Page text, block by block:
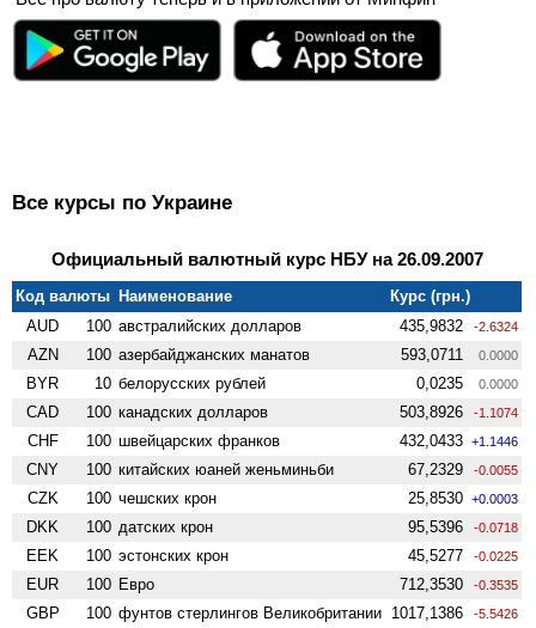
Все курсы по Украине
Официальный валютный курс НБУ на 26.09.2007
Код валюты Наименование
Курс (грн.)
AUD
100 австралийских долларов 435,9832 -2.6324
AZN 100 азербайджанских манатов 593,0711 0.0000
BYR 10 белорусских рублей 0,0235 0.0000
CAD 100 канадских долларов 503,8926 -1.1074
CHF 100 швейцарских франков 432,0433 +1.1446
CNY 100 китайских юаней женьминьби 67,2329 -0.0055
CZK 100 чешских крон 25,8530 +0.0003
DKK 100 датских крон 95,5396 -0.0718
EEK 100 эстонских крон 45,5277 -0.0225
EUR 100 Евро 712,3530 -0.3535
GBP 100 фунтов стерлингов Велико­британии 1017,1386 -5.5426